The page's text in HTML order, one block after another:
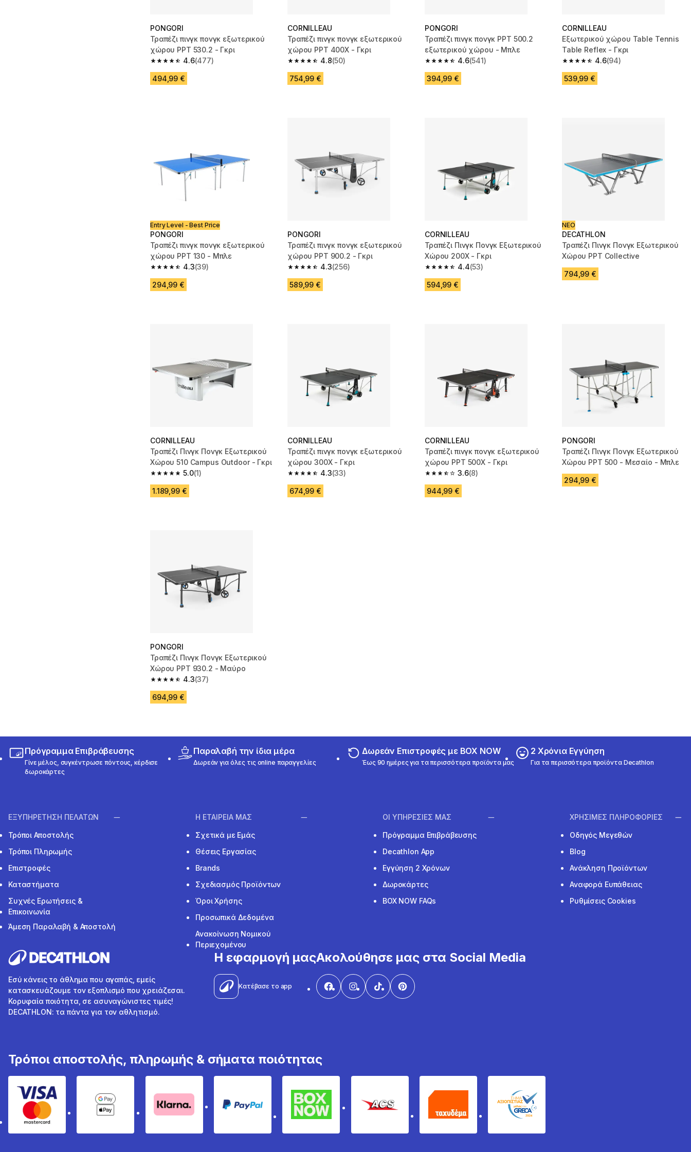
PONGORI
Τραπέζι πινγκ πονγκ εξωτερικού
χώρου PPT 530.2 - Γκρι
4.6
4.6 out of 5 stars from 477 reviews
(477)
494,99 €
CORNILLEAU
Τραπέζι πινγκ πονγκ εξωτερικού
χώρου PPT 400X - Γκρι
4.8
4.8 out of 5 stars from 50 reviews
(50)
754,99 €
PONGORI
Τραπέζι πινγκ πονγκ PPT 500.2
εξωτερικού χώρου - Μπλε
4.6
4.6 out of 5 stars from 541 reviews
(541)
394,99 €
CORNILLEAU
Εξωτερικού χώρου Table Tennis
Table Reflex - Γκρι
4.6
4.6 out of 5 stars from 94 reviews
(94)
539,99 €
Entry Level - Best Price
PONGORI
Τραπέζι πινγκ πονγκ εξωτερικού
χώρου PPT 130 - Μπλε
4.3
4.3 out of 5 stars from 39 reviews
(39)
294,99 €
PONGORI
Τραπέζι πινγκ πονγκ εξωτερικού
χώρου PPT 900.2 - Γκρι
4.3
4.3 out of 5 stars from 256 reviews
(256)
589,99 €
CORNILLEAU
Τραπέζι Πινγκ Πονγκ Εξωτερικού
Χώρου 200X - Γκρι
4.4
4.4 out of 5 stars from 53 reviews
(53)
594,99 €
ΝΕΟ
DECATHLON
Τραπέζι Πινγκ Πονγκ Εξωτερικού
Χώρου PPT Collective
794,99 €
CORNILLEAU
Τραπέζι Πινγκ Πονγκ Εξωτερικού
Χώρου 510 Campus Outdoor - Γκρι
5.0
5.0 out of 5 stars from 1 reviews
(1)
1.189,99 €
CORNILLEAU
Τραπέζι πινγκ πονγκ εξωτερικού
χώρου 300X - Γκρι
4.3
4.3 out of 5 stars from 33 reviews
(33)
674,99 €
CORNILLEAU
Τραπέζι πινγκ πονγκ εξωτερικού
χώρου PPT 500X - Γκρι
3.6
3.6 out of 5 stars from 8 reviews
(8)
944,99 €
PONGORI
Τραπέζι Πινγκ Πονγκ Εξωτερικού
Χώρου PPT 500 - Μεσαίο - Μπλε
294,99 €
PONGORI
Τραπέζι Πινγκ Πονγκ Εξωτερικού
Χώρου PPT 930.2 - Μαύρο
4.3
4.3 out of 5 stars from 37 reviews
(37)
694,99 €
Πρόγραμμα Επιβράβευσης
Γίνε μέλος, συγκέντρωσε πόντους, κέρδισε
δωροκάρτες
Παραλαβή την ίδια μέρα
Δωρεάν για όλες τις online παραγγελίες
Δωρεάν Επιστροφές με BOX NOW
Έως 90 ημέρες για τα περισσότερα προϊόντα μας
2 Χρόνια Εγγύηση
Για τα περισσότερα προϊόντα Decathlon
ΕΞΥΠΗΡΕΤΗΣΗ ΠΕΛΑΤΩΝ
Τρόποι Αποστολής
Τρόποι Πληρωμής
Επιστροφές
Καταστήματα
Συχνές Ερωτήσεις &
Επικοινωνία
Άμεση Παραλαβή & Αποστολή
Η ΕΤΑΙΡΕΙΑ ΜΑΣ
Σχετικά με Εμάς
Θέσεις Εργασίας
Brands
Σχεδιασμός Προϊόντων
Όροι Χρήσης
Προσωπικά Δεδομένα
Ανακοίνωση Νομικού
Περιεχομένου
ΟΙ ΥΠΗΡΕΣΙΕΣ ΜΑΣ
Πρόγραμμα Επιβράβευσης
Decathlon App
Εγγύηση 2 Χρόνων
Δωροκάρτες
BOX NOW FAQs
ΧΡΗΣΙΜΕΣ ΠΛΗΡΟΦΟΡΙΕΣ
Οδηγός Μεγεθών
Blog
Ανάκληση Προϊόντων
Αναφορά Ευπάθειας
Ρυθμίσεις Cookies
Εσύ κάνεις το άθλημα που αγαπάς, εμείς
κατασκευάζουμε τον εξοπλισμό που χρειάζεσαι.
Κορυφαία ποιότητα, σε ασυναγώνιστες τιμές!
DECATHLON: τα πάντα για τον αθλητισμό.
Η εφαρμογή μας
Κατέβασε το app
Ακολούθησε μας στα Social Media
Τρόποι αποστολής, πληρωμής & σήματα ποιότητας
Visa & MastercardGoogle Pay & Apple Pay
Klarna PayPal Box Now ACS Ταχυδέμα GRECA Trustmark